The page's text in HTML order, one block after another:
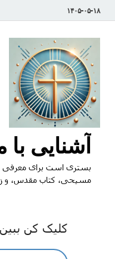
۱۴۰۵-۰۵-۱۸
آشنایی
بستری است برای معرفی
مسیحی، کتاب مقدس، و
کلیک کن